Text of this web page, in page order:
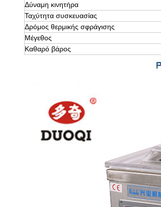
Δύναμη κινητήρα
Ταχύτητα συσκευασίας
Δρόμος θερμικής σφράγισης
Μέγεθος
Καθαρό βάρος